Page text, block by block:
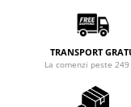
Coliere cu mărgele
Coliere cu pietre
TRANSPORT
La comenzi peste 249